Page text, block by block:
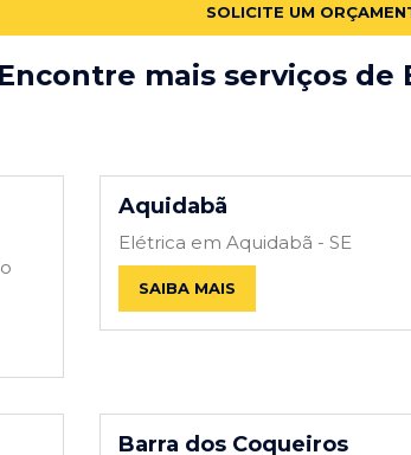
SOLICITE UM
Encontre mais serviços de
Aquidabã
Elétrica em Aquidabã - SE
SAIBA MAIS
Barra dos Coqueiros